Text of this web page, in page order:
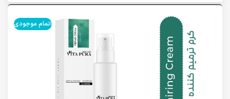
اتمام موجودی